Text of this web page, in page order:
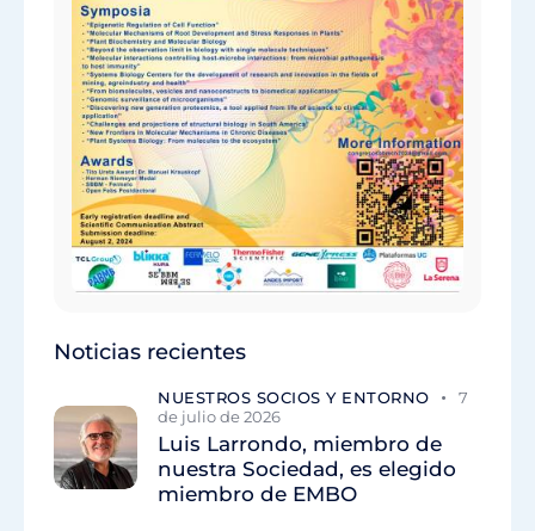
Noticias recientes
NUESTROS SOCIOS Y ENTORNO
7
de julio de 2026
Luis Larrondo, miembro de
nuestra Sociedad, es elegido
miembro de EMBO